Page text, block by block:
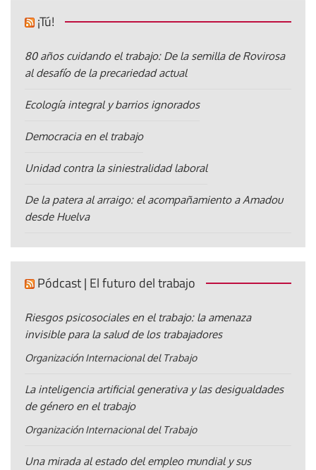
¡Tú!
80 años cuidando el trabajo: De la semilla de Rovirosa
al desafío de la precariedad actual
Ecología integral y barrios ignorados
Democracia en el trabajo
Unidad contra la siniestralidad laboral
De la patera al arraigo: el acompañamiento a Amadou
desde Huelva
Pódcast | El futuro del trabajo
Riesgos psicosociales en el trabajo: la amenaza
invisible para la salud de los trabajadores
Organización Internacional del Trabajo
La inteligencia artificial generativa y las desigualdades
de género en el trabajo
Organización Internacional del Trabajo
Una mirada al estado del empleo mundial y sus